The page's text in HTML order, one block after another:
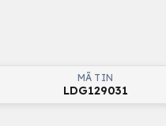
MÃ TIN
LDG129031